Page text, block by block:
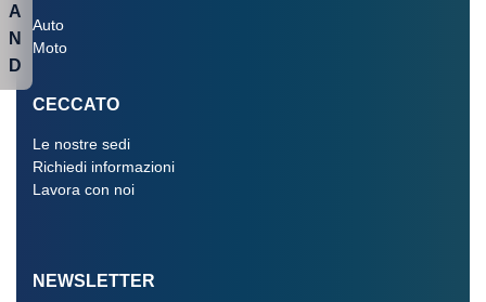
Auto
Moto
CECCATO
Le nostre sedi
Richiedi informazioni
Lavora con noi
NEWSLETTER
A
N
D